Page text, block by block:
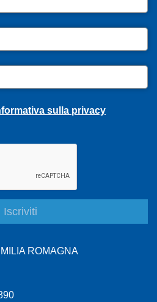
sulla privacy
ROMAGNA